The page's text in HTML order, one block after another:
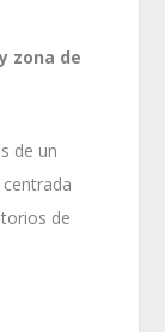
zona de
de un
de